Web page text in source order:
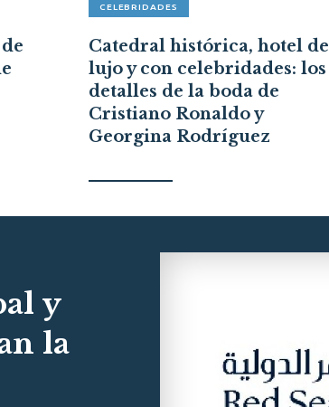
CELEBRIDADES
Catedral histórica, hotel de
lujo y con celebridades: los
detalles de la boda de
Cristiano Ronaldo y
Georgina Rodríguez
y
la